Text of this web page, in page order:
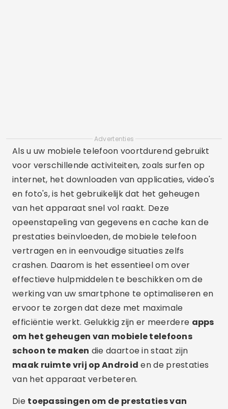
Advertenties
Als u uw mobiele telefoon voortdurend gebruikt
voor verschillende activiteiten, zoals surfen op
internet, het downloaden van applicaties, video's
en foto's, is het gebruikelijk dat het geheugen
van het apparaat snel vol raakt. Deze
opeenstapeling van gegevens en cache kan de
prestaties beïnvloeden, de mobiele telefoon
vertragen en in eenvoudige situaties zelfs
crashen. Daarom is het essentieel om over
effectieve hulpmiddelen te beschikken om de
werking van uw smartphone te optimaliseren en
ervoor te zorgen dat deze met maximale
efficiëntie werkt. Gelukkig zijn er meerdere apps
om het geheugen van mobiele telefoons
schoon te maken die daartoe in staat zijn
maak ruimte vrij op Android en de prestaties
van het apparaat verbeteren.
Die toepassingen om de prestaties van